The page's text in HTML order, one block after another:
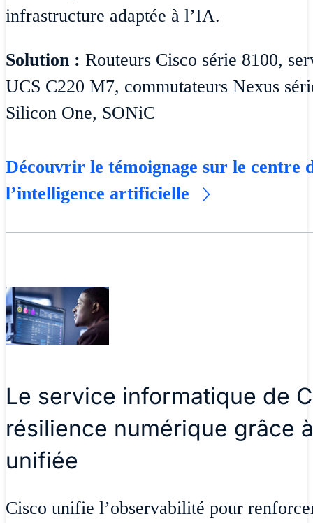
infrastructure adaptée à l’IA.
Solution : Routeurs Cisco série 8100,
UCS C220 M7, commutateurs Nexus
Silicon One, SONiC
Découvrir le témoignage sur le centre
l’intelligence artificielle
Le service informatique de
résilience numérique grâce
unifiée
Cisco unifie l’observabilité pour